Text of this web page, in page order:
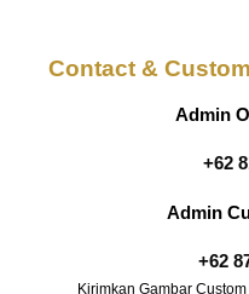
Contact & Custom
Admin
+62
Admin
+62
Kirimkan Gambar